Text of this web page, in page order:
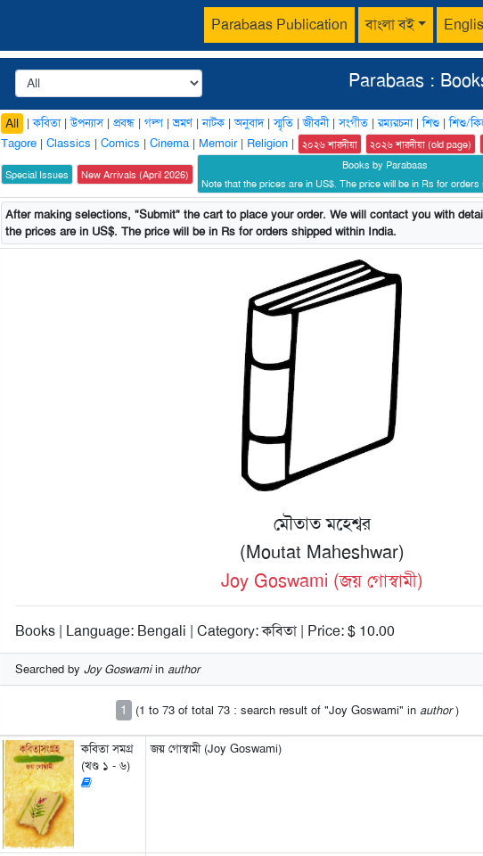
Parabaas Publication বাংলা বই
Parabaas :
All |কবিতা|উপন্যাস| প্রবন্ধ | গল্প |ভ্রমণ|নাটক |অনুবাদ|স্মৃতি |জীবনী|সংগীত |রম্যরচনা|শিশু |শিশু/
Tagore | Classics | Comics | Cinema | Memoir| Religion | ২০২৬ শারদীয়া ২০২৬ শারদীয়া (old page)
Special Issues New Arrivals (April 2026)
Books by Parabaas
Note that the prices are in US$. The price will be in Rs for orders
After making selections, "Submit" the cart to place your order. We will contact you with
the prices are in US$. The price will be in Rs for orders shipped within India.
মৌতাত মহেশ্বর
(Moutat Maheshwar)
Joy Goswami (জয় গোস্বামী)
Books | Language: Bengali | Category: কবিতা | Price: $ 10.00
Searched by Joy Goswamiin author
1 (1 to 73 of total 73 : search result of "Joy Goswami" in author)
কবিতা সমগ্র
(খণ্ড ১ - ৬)
জয় গোস্বামী (Joy Goswami)